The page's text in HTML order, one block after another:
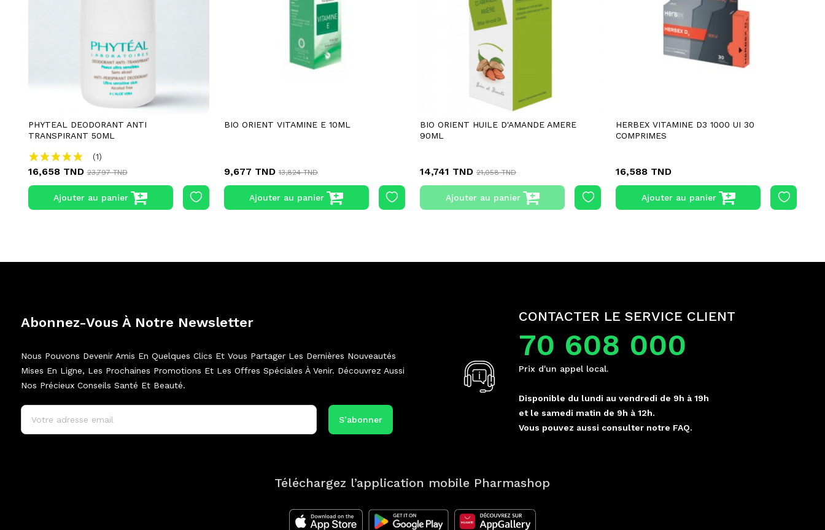
PHYTEAL DEODORANT ANTI
TRANSPIRANT 50ML
(1)
16,658 TND 23,797 TND
Ajouter au panier
BIO ORIENT VITAMINE E 10ML
9,677 TND 13,824 TND
Ajouter au panier
BIO ORIENT HUILE D'AMANDE AMERE
90ML
14,741 TND 21,058 TND
Ajouter au panier
HERBEX VITAMINE D3 1000 UI 30
COMPRIMES
16,588 TND
Ajouter au panier
Abonnez-Vous À Notre Newsletter
Nous Pouvons Devenir Amis En Quelques Clics Et Vous Partager Les Dernières Nouveautés
Mises En Ligne, Les Prochaines Promotions Et Les Offres Spéciales À Venir. Découvrez Aussi
Nos Précieux Conseils Santé Et Beauté.
CONTACTER LE SERVICE CLIENT
70 608 000
Prix d'un appel local.
Disponible du lundi au vendredi de 9h à 19h
et le samedi matin de 9h à 12h.
Vous pouvez aussi consulter notre FAQ.
Téléchargez l’application mobile Pharmashop